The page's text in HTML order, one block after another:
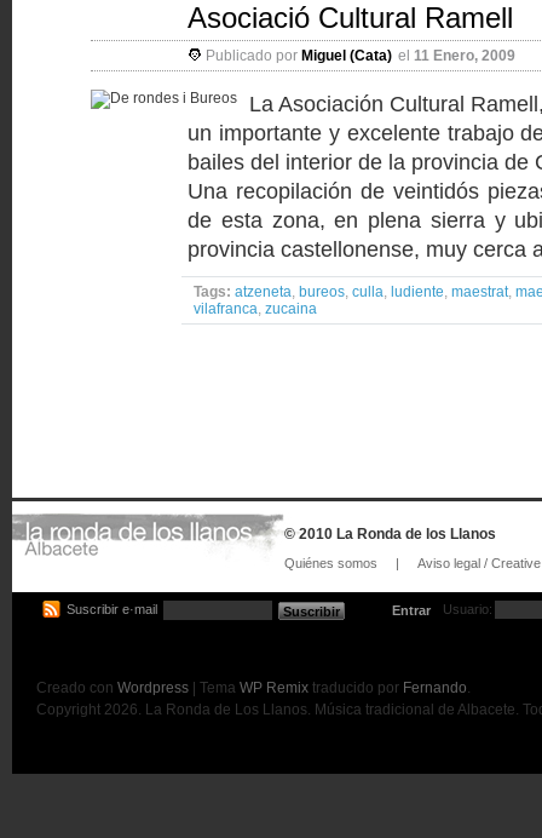
Asociació Cultural Ramell
Publicado por Miguel (Cata) el 11 Enero, 2009
La Asociación Cultural
un importante y excelente trabajo
bailes del interior de la provincia de
Una recopilación de veintidós
de esta zona, en plena sierra y
provincia castellonense, muy cerca
Tags: atzeneta, bureos, culla, ludiente, maestrat,
vilafranca, zucaina
© 2010 La Ronda de los Llanos
Quiénes somos | Aviso legal /
Suscribir e·mail Entrar Usuario:
Creado con Wordpress | Tema WP Remix traducido por Fernando.
Copyright 2026. La Ronda de Los Llanos. Música tradicional de Albacete.